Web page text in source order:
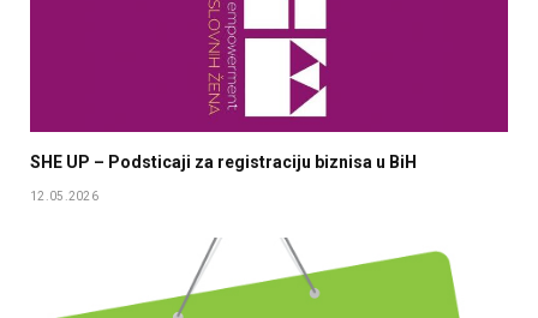
SHE UP – Podsticaji za registraciju biznisa u BiH
12.05.2026